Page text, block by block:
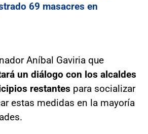
69 masacres en
Aníbal Gaviria que
un diálogo con los alcaldes
restantes para socializar
estas medidas en la mayoría